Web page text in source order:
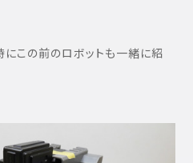
この前のロボットも一緒に紹